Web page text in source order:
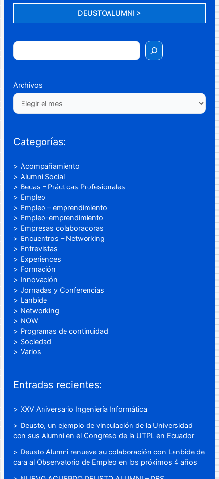
DEUSTOALUMNI >
Archivos
Categorías:
Acompañamiento
Alumni Social
Becas – Prácticas Profesionales
Empleo
Empleo – emprendimiento
Empleo-emprendimiento
Empresas colaboradoras
Encuentros – Networking
Entrevistas
Experiences
Formación
Innovación
Jornadas y Conferencias
Lanbide
Networking
NOW
Programas de continuidad
Sociedad
Varios
Entradas recientes:
XXV Aniversario Ingeniería Informática
Deusto, un ejemplo de vinculación de la Universidad
con sus Alumni en el Congreso de la UTPL en Ecuador
Deusto Alumni renueva su colaboración con Lanbide de
cara al Observatorio de Empleo en los próximos 4 años